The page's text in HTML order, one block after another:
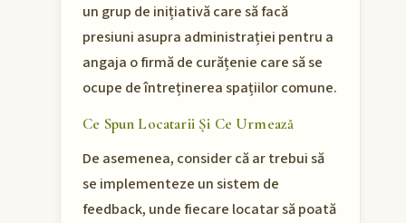
un grup de inițiativă care să facă
presiuni asupra administrației pentru a
angaja o firmă de curățenie care să se
ocupe de întreținerea spațiilor comune.
Ce Spun Locatarii Și Ce Urmează
De asemenea, consider că ar trebui să
se implementeze un sistem de
feedback, unde fiecare locatar să poată